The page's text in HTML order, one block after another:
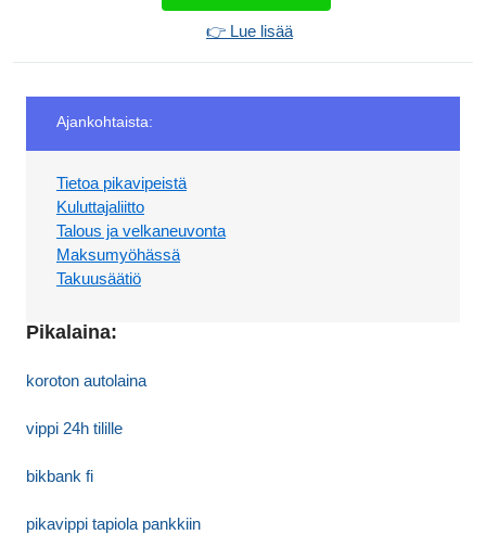
👉 Lue lisää
Ajankohtaista:
Tietoa pikavipeistä
Kuluttajaliitto
Talous ja velkaneuvonta
Maksumyöhässä
Takuusäätiö
Pikalaina:
koroton autolaina
vippi 24h tilille
bikbank fi
pikavippi tapiola pankkiin